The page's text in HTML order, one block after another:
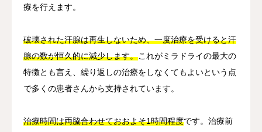
療を行えます。
破壊された汗腺は再生しないため、一度治療を受けると汗
腺の数が恒久的に減少します。これがミラドライの最大の
特徴とも言え、繰り返しの治療をしなくてもよいという点
で多くの患者さんから支持されています。
治療時間は両脇合わせておおよそ1時間程度です。治療前